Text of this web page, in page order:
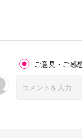
な川もここに来ると機
なくぶつかり行く飛沫上
の流れに魚も慌てる止
い上げ包み込む止まらな
まで続くとどきどきしな
ご意見・ご感